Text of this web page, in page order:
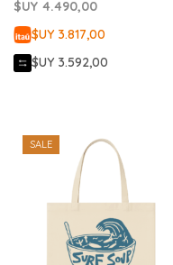
$UY 4.490,00
$UY 3.817,00
$UY 3.592,00
SALE